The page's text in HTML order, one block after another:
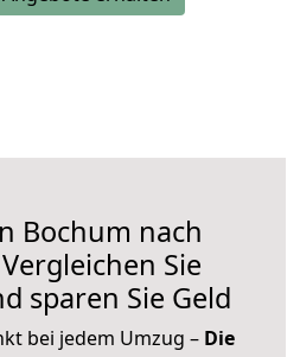
Bochum nach
Sie
sparen Sie Geld
bei jedem Umzug – Die